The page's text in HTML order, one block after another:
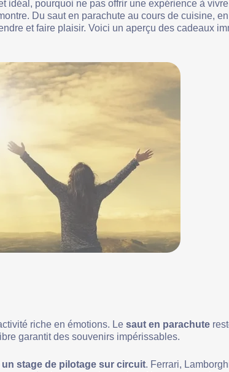
idéal, pourquoi ne pas offrir une expérience à
Du saut en parachute au cours de cuisine,
et faire plaisir. Voici un aperçu des cadeaux
riche en émotions. Le saut en parachute
garantit des souvenirs impérissables.
un stage de pilotage sur circuit. Ferrari,